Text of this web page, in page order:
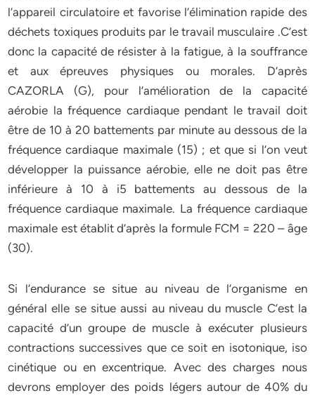
l’appareil circulatoire et favorise l’élimination rapide des
déchets toxiques produits par le travail musculaire .C’est
donc la capacité de résister à la fatigue, à la souffrance
et aux épreuves physiques ou morales. D’après
CAZORLA (G), pour l’amélioration de la capacité
aérobie la fréquence cardiaque pendant le travail doit
être de 10 à 20 battements par minute au dessous de la
fréquence cardiaque maximale (15) ; et que si l’on veut
développer la puissance aérobie, elle ne doit pas être
inférieure à 10 à i5 battements au dessous de la
fréquence cardiaque maximale. La fréquence cardiaque
maximale est établit d’après la formule FCM = 220 – âge
(30).
Si l’endurance se situe au niveau de l’organisme en
général elle se situe aussi au niveau du muscle C’est la
capacité d’un groupe de muscle à exécuter plusieurs
contractions successives que ce soit en isotonique, iso
cinétique ou en excentrique. Avec des charges nous
devrons employer des poids légers autour de 40% du